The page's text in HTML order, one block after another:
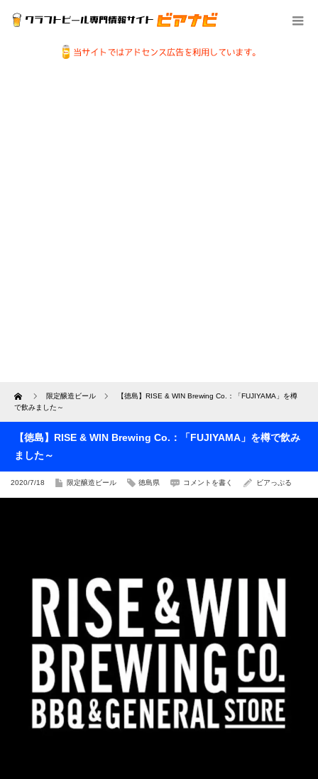
Home 限定醸造ビール
【徳島】RISE & WIN Brewing Co.：「FUJIYAMA」を樽
で飲みました～
【徳島】RISE & WIN Brewing Co.：「FUJIYAMA」を樽で飲み
ました～
2020/7/18 限定醸造ビール 徳島県 コメントを書く ビアっぷる